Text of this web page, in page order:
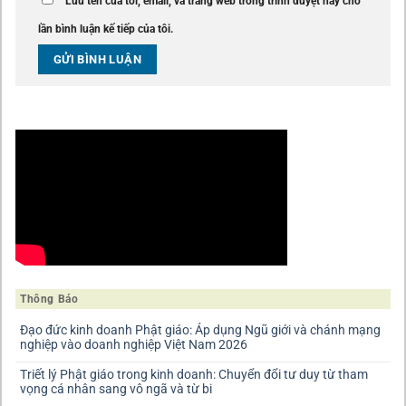
lần bình luận kế tiếp của tôi.
Thông Báo
Đạo đức kinh doanh Phật giáo: Áp dụng Ngũ giới và chánh mạng
nghiệp vào doanh nghiệp Việt Nam 2026
Triết lý Phật giáo trong kinh doanh: Chuyển đổi tư duy từ tham
vọng cá nhân sang vô ngã và từ bi